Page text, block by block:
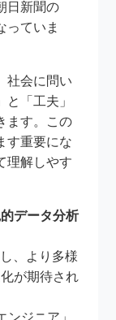
日新聞の
っていま
社会に問い
「工夫」
ます。この
す重要にな
理解しやす
データ分析
、より多様
が期待され
ジニア」